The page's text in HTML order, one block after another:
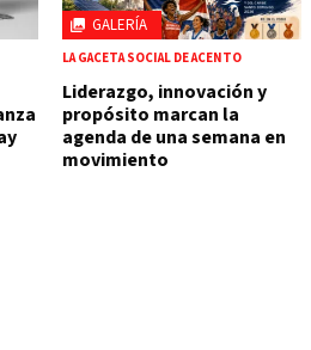
GALERÍA
LA GACETA SOCIAL DE ACENTO
Liderazgo, innovación y
propósito marcan la
agenda de una semana en
movimiento